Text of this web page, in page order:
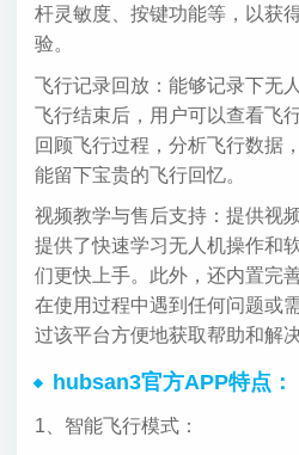
杆灵敏度、按键功能等，以获
验。
飞行记录回放：能够记录下无
飞行结束后，用户可以查看飞
回顾飞行过程，分析飞行数据
能留下宝贵的飞行回忆。
视频教学与售后支持：提供视
提供了快速学习无人机操作和
们更快上手。此外，还内置完
在使用过程中遇到任何问题或
过该平台方便地获取帮助和解决
hubsan3官方APP特点：
1、智能飞行模式：